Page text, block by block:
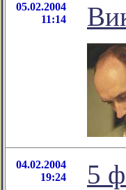
05.02.2004
11:14
04.02.2004
19:24
5